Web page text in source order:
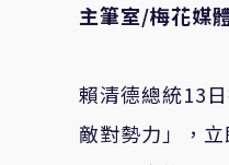
主筆室/梅花媒
賴清德總統13
敵對勢力」，